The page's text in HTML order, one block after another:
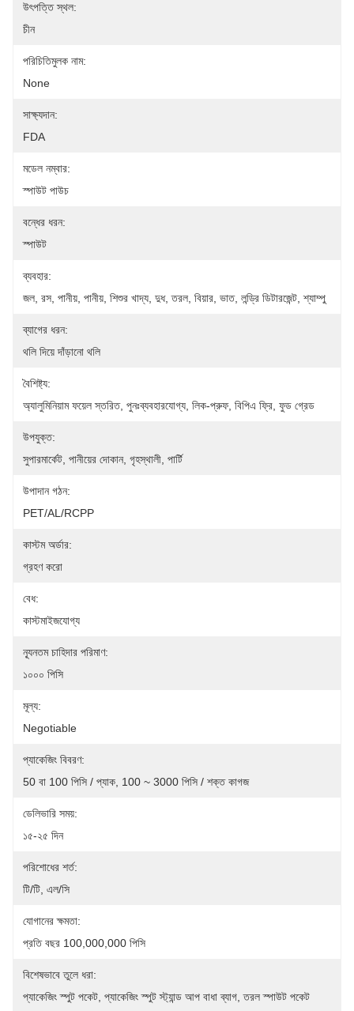
উৎপত্তি স্থল:
চীন
পরিচিতিমুলক নাম:
None
সাক্ষ্যদান:
FDA
মডেল নম্বার:
স্পাউট পাউচ
বন্ধের ধরন:
স্পাউট
ব্যবহার:
জল, রস, পানীয়, পানীয়, শিশুর খাদ্য, দুধ, তরল, বিয়ার, ভাত, লন্ড্রি ডিটারজেন্ট, শ্যাম্পু
ব্যাগের ধরন:
থলি দিয়ে দাঁড়ানো থলি
বৈশিষ্ট্য:
অ্যালুমিনিয়াম ফয়েল স্তরিত, পুনঃব্যবহারযোগ্য, লিক-প্রুফ, বিপিএ ফ্রি, ফুড গ্রেড
উপযুক্ত:
সুপারমার্কেট, পানীয়ের দোকান, গৃহস্থালী, পার্টি
উপাদান গঠন:
PET/AL/RCPP
কাস্টম অর্ডার:
গ্রহণ করো
বেধ:
কাস্টমাইজযোগ্য
ন্যূনতম চাহিদার পরিমাণ:
১০০০ পিসি
মূল্য:
Negotiable
প্যাকেজিং বিবরণ:
50 বা 100 পিসি / প্যাক, 100 ~ 3000 পিসি / শক্ত কাগজ
ডেলিভারি সময়:
১৫-২৫ দিন
পরিশোধের শর্ত:
টি/টি, এল/সি
যোগানের ক্ষমতা:
প্রতি বছর 100,000,000 পিসি
বিশেষভাবে তুলে ধরা:
প্যাকেজিং স্পুট পকেট প্যাকেজিং স্পুট স্ট্যান্ড আপ বাধা ব্যাগ , তরল স্পাউট পকেট